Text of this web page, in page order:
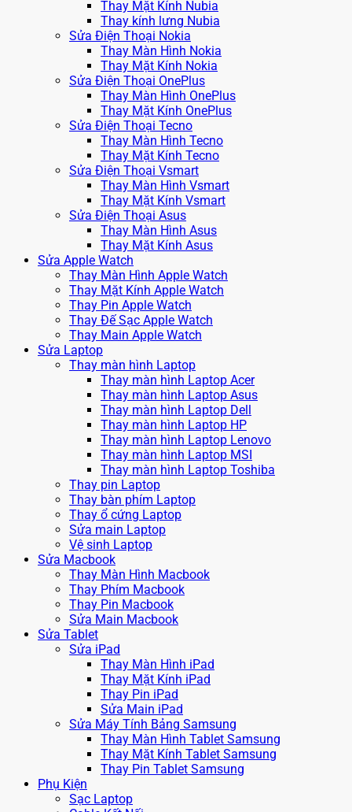
Thay Mặt Kính Nubia
Thay kính lưng Nubia
Sửa Điện Thoại Nokia
Thay Màn Hình Nokia
Thay Mặt Kính Nokia
Sửa Điện Thoại OnePlus
Thay Màn Hình OnePlus
Thay Mặt Kính OnePlus
Sửa Điện Thoại Tecno
Thay Màn Hình Tecno
Thay Mặt Kính Tecno
Sửa Điện Thoại Vsmart
Thay Màn Hình Vsmart
Thay Mặt Kính Vsmart
Sửa Điện Thoại Asus
Thay Màn Hình Asus
Thay Mặt Kính Asus
Sửa Apple Watch
Thay Màn Hình Apple Watch
Thay Mặt Kính Apple Watch
Thay Pin Apple Watch
Thay Đế Sạc Apple Watch
Thay Main Apple Watch
Sửa Laptop
Thay màn hình Laptop
Thay màn hình Laptop Acer
Thay màn hình Laptop Asus
Thay màn hình Laptop Dell
Thay màn hình Laptop HP
Thay màn hình Laptop Lenovo
Thay màn hình Laptop MSI
Thay màn hình Laptop Toshiba
Thay pin Laptop
Thay bàn phím Laptop
Thay ổ cứng Laptop
Sửa main Laptop
Vệ sinh Laptop
Sửa Macbook
Thay Màn Hình Macbook
Thay Phím Macbook
Thay Pin Macbook
Sửa Main Macbook
Sửa Tablet
Sửa iPad
Thay Màn Hình iPad
Thay Mặt Kính iPad
Thay Pin iPad
Sửa Main iPad
Sửa Máy Tính Bảng Samsung
Thay Màn Hình Tablet Samsung
Thay Mặt Kính Tablet Samsung
Thay Pin Tablet Samsung
Phụ Kiện
Sạc Laptop